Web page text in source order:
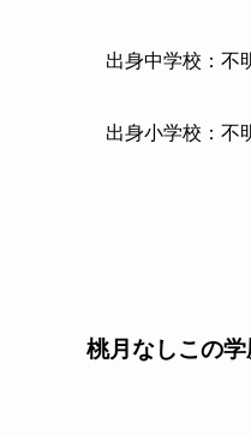
出身中学校：不
出身小学校：不
桃月なしこの